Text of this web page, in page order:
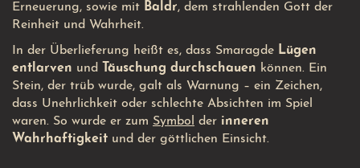
Erneuerung, sowie mit Baldr, dem strahlenden Gott der
Reinheit und Wahrheit.
In der Überlieferung heißt es, dass Smaragde Lügen
entlarven und Täuschung durchschauen können. Ein
Stein, der trüb wurde, galt als Warnung – ein Zeichen,
dass Unehrlichkeit oder schlechte Absichten im Spiel
waren. So wurde er zum Symbol der inneren
Wahrhaftigkeit und der göttlichen Einsicht.